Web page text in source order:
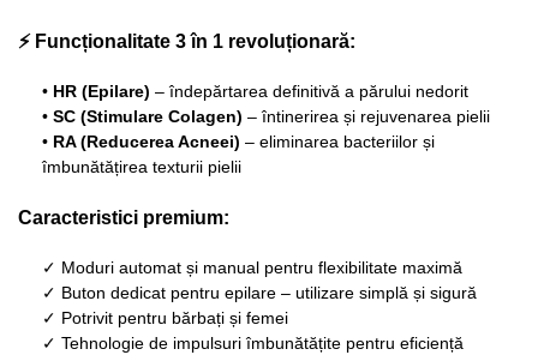
⚡ Funcționalitate 3 în 1 revoluționară:
• HR (Epilare) – îndepărtarea definitivă a părului nedorit
• SC (Stimulare Colagen) – întinerirea și rejuvenarea pielii
• RA (Reducerea Acneei) – eliminarea bacteriilor și
îmbunătățirea texturii pielii
Caracteristici premium:
✓ Moduri automat și manual pentru flexibilitate maximă
✓ Buton dedicat pentru epilare – utilizare simplă și sigură
✓ Potrivit pentru bărbați și femei
✓ Tehnologie de impulsuri îmbunătățite pentru eficiență